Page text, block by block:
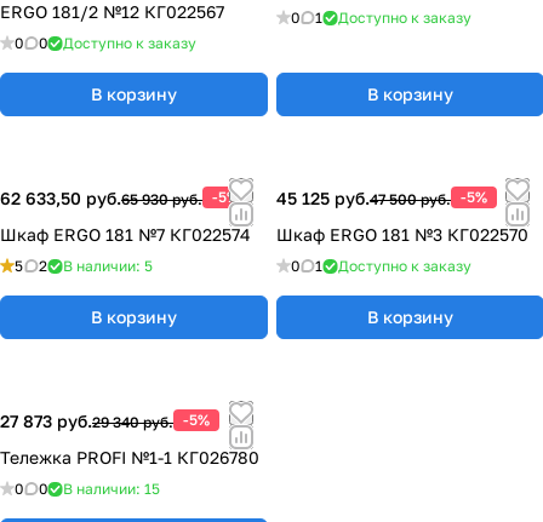
ERGO 181/2 №12 КГ022567
0 0 Доступно к заказу
В корзину
0 1 Доступно к заказу
В корзину
62 633,50 руб.65 930 руб. -5%
Шкаф ERGO 181 №7 КГ022574
5 2 В наличии: 5
В корзину
45 125 руб.47 500 руб. -5%
Шкаф ERGO 181 №3 КГ022570
0 1 Доступно к заказу
В корзину
27 873 руб.29 340 руб. -5%
Тележка PROFI №1-1 КГ026780
0 0 В наличии: 15